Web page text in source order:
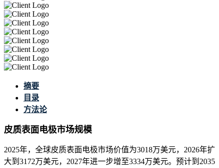
摘要
目录
方法论
皮质表面电极市场规模
2025年，全球皮质表面电极市场价值为3018万美元，2026年扩
大到3172万美元，2027年进一步增至3334万美元。预计到2035